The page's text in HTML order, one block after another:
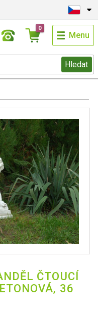
Hledat
0
Menu
ČTOUCÍ
36